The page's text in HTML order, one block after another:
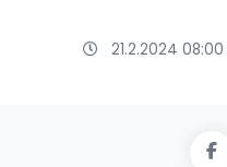
21.2.2024 08:00